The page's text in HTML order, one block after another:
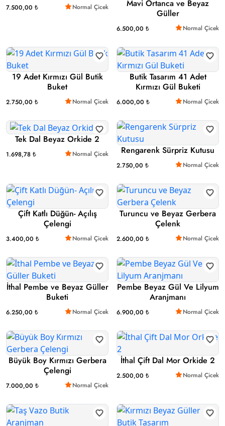
7.500,00 ₺ Normal Çicek
Mavi Ortanca ve Beyaz
Güller
6.500,00 ₺ Normal Çicek
19 Adet Kırmızı Gül Butik
Buket
2.750,00 ₺ Normal Çicek
Butik Tasarım 41 Adet
Kırmızı Gül Buketi
6.000,00 ₺ Normal Çicek
Tek Dal Beyaz Orkide 2
1.698,78 ₺ Normal Çicek Rengarenk Sürpriz Kutusu
2.750,00 ₺ Normal Çicek
Çift Katlı Düğün- Açılış
Çelengi
3.400,00 ₺ Normal Çicek
Turuncu ve Beyaz Gerbera
Çelenk
2.600,00 ₺ Normal Çicek
İthal Pembe ve Beyaz Güller
Buketi
6.250,00 ₺ Normal Çicek
Pembe Beyaz Gül Ve Lilyum
Aranjmanı
6.900,00 ₺ Normal Çicek
Büyük Boy Kırmızı Gerbera
Çelengi
7.000,00 ₺ Normal Çicek
İthal Çift Dal Mor Orkide 2
2.500,00 ₺ Normal Çicek